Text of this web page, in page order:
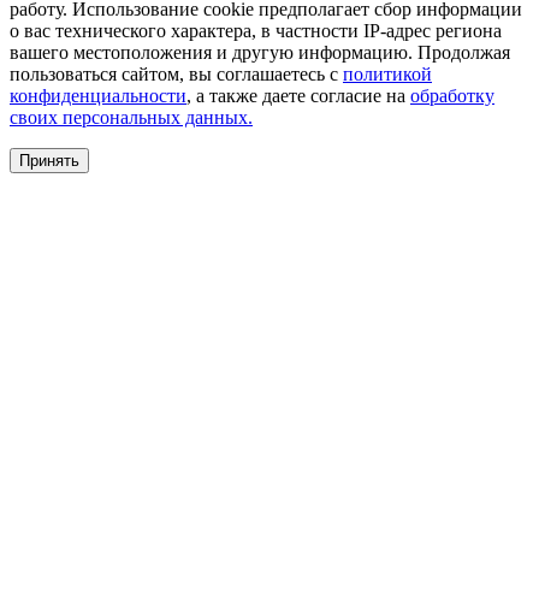
работу. Использование cookie предполагает сбор информации
о вас технического характера, в частности IP-адрес региона
вашего местоположения и другую информацию. Продолжая
пользоваться сайтом, вы соглашаетесь с политикой
конфиденциальности, а также даете согласие на обработку
своих персональных данных.
Принять